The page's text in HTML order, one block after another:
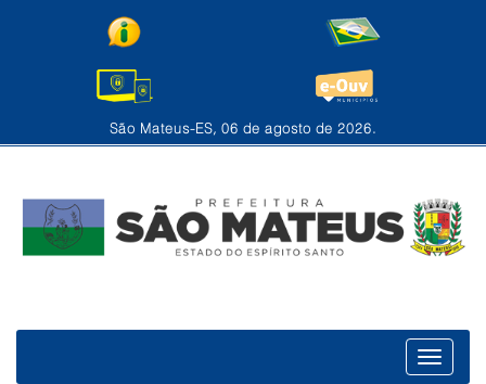
São Mateus-ES, 06 de agosto de 2026.
Menu